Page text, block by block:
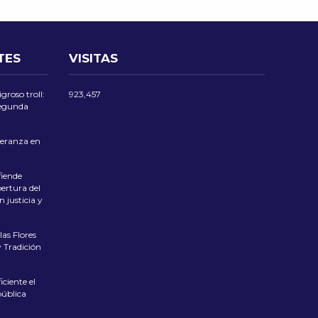
troll:
en
del
justicia y
Flores
Tradición
el
VISITAS
923,457